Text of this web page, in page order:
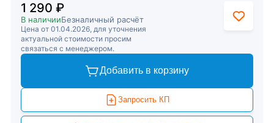
1 290 ₽
В наличииБезналичный расчёт
Цена от 01.04.2026, для уточнения
актуальной стоимости просим
связаться с менеджером.
Добавить в корзину
Запросить КП